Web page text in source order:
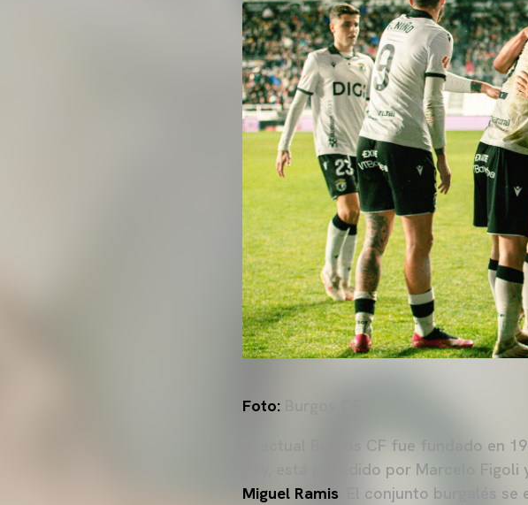
Foto:
El actual Burgos CF fue fundado en
hoy, está presidido por Marcelo
Miguel Ramis . El conjunto burgalés